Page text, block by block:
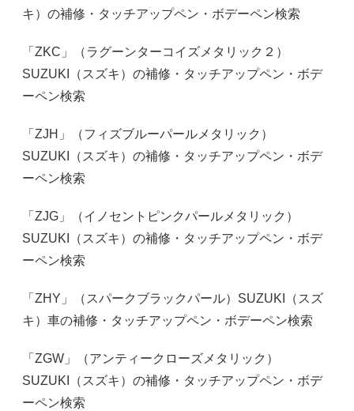
キ）の補修・タッチアップペン・ボデーペン検索
「ZKC」（ラグーンターコイズメタリック２）
SUZUKI（スズキ）の補修・タッチアップペン・ボデ
ーペン検索
「ZJH」（フィズブルーパールメタリック）
SUZUKI（スズキ）の補修・タッチアップペン・ボデ
ーペン検索
「ZJG」（イノセントピンクパールメタリック）
SUZUKI（スズキ）の補修・タッチアップペン・ボデ
ーペン検索
「ZHY」（スパークブラックパール）SUZUKI（スズ
キ）車の補修・タッチアップペン・ボデーペン検索
「ZGW」（アンティークローズメタリック）
SUZUKI（スズキ）の補修・タッチアップペン・ボデ
ーペン検索